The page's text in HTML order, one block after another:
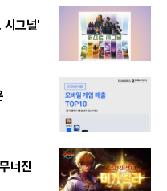
시그널'
너진